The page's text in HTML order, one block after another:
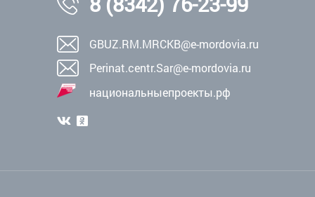
GBUZ.RM.MRCKB@e-mordovia.ru
Perinat.centr.Sar@e-mordovia.ru
национальныепроекты.рф